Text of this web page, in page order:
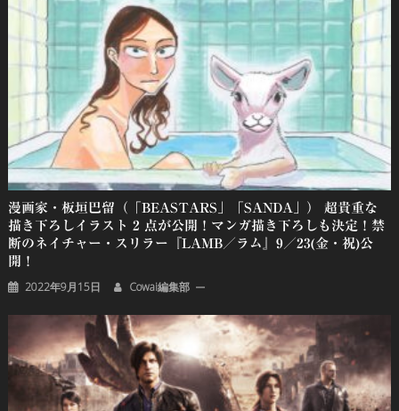
ン
漫画家・板垣巴留（「BEASTARS」「SANDA」） 超貴重な
描き下ろしイラスト 2 点が公開！マンガ描き下ろしも決定！禁
断のネイチャー・スリラー『LAMB／ラム』9／23(金・祝)公
開！
2022年9月15日 Cowai編集部